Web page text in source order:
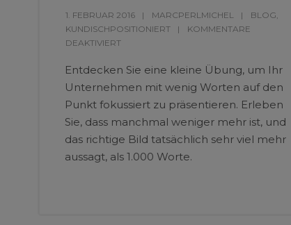
1. FEBRUAR 2016 MARCPERLMICHEL BLOG
KUNDISCHPOSITIONIERT
KOMMENTARE
DEAKTIVIERT
Entdecken Sie eine kleine Übung, um Ihr
Unternehmen mit wenig Worten auf den
Punkt fokussiert zu präsentieren. Erleben
Sie, dass manchmal weniger mehr ist, und
das richtige Bild tatsächlich sehr viel mehr
aussagt, als 1.000 Worte.